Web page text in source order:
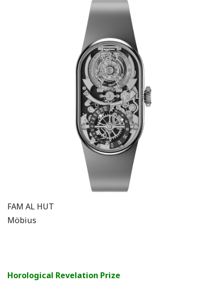
FAM AL HUT
Möbius
Horological Revelation Prize